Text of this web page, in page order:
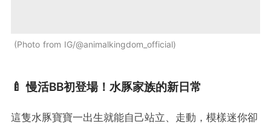
Photo from IG/@animalkingdom_official
🍼 慢活BB初登場！水豚家族的新日常
這隻水豚寶寶一出生就能自己站立、走動，模樣迷你卻